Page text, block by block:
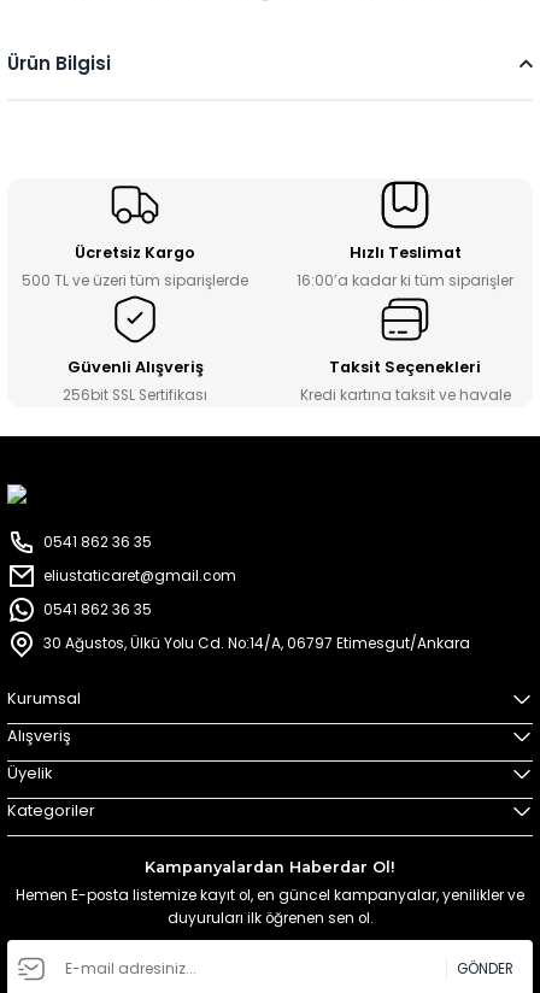
Ürün Bilgisi
Ücretsiz Kargo
500 TL ve üzeri tüm siparişlerde
Hızlı Teslimat
16:00’a kadar ki tüm siparişler
Güvenli Alışveriş
256bit SSL Sertifikası
Taksit Seçenekleri
Kredi kartına taksit ve havale
0541 862 36 35
eliustaticaret@gmail.com
0541 862 36 35
30 Ağustos, Ülkü Yolu Cd. No:14/A, 06797 Etimesgut/Ankara
Kurumsal
Alışveriş
Üyelik
Kategoriler
Kampanyalardan Haberdar Ol!
Hemen E-posta listemize kayıt ol, en güncel kampanyalar, yenilikler ve
duyuruları ilk öğrenen sen ol.
GÖNDER